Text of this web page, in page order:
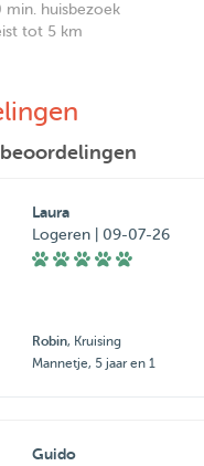
min. huisbezoek
tot 5 km
beoordelingen
Laura
Logeren | 09-07-26
Robin, Kruising
Mannetje, 5 jaar en 1
Guido